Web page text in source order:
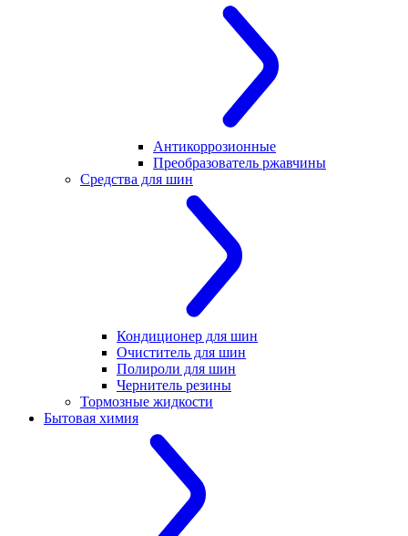
Антикоррозионные
Преобразователь ржавчины
Средства для шин
Кондиционер для шин
Очиститель для шин
Полироли для шин
Чернитель резины
Тормозные жидкости
Бытовая химия